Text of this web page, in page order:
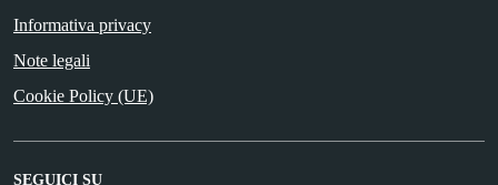
Informativa privacy
Note legali
Cookie Policy (UE)
SEGUICI SU